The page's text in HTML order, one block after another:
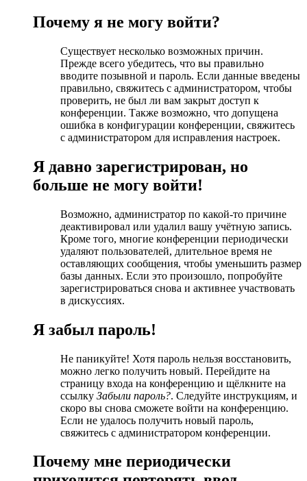
Почему я не могу войти?
Существует несколько возможных причин.
Прежде всего убедитесь, что вы правильно
вводите позывной и пароль. Если данные введены
правильно, свяжитесь с администратором, чтобы
проверить, не был ли вам закрыт доступ к
конференции. Также возможно, что допущена
ошибка в конфигурации конференции, свяжитесь
с администратором для исправления настроек.
Я давно зарегистрирован, но
больше не могу войти!
Возможно, администратор по какой-то причине
деактивировал или удалил вашу учётную запись.
Кроме того, многие конференции периодически
удаляют пользователей, длительное время не
оставляющих сообщения, чтобы уменьшить размер
базы данных. Если это произошло, попробуйте
зарегистрироваться снова и активнее участвовать
в дискуссиях.
Я забыл пароль!
Не паникуйте! Хотя пароль нельзя восстановить,
можно легко получить новый. Перейдите на
страницу входа на конференцию и щёлкните на
ссылку Забыли пароль?. Следуйте инструкциям, и
скоро вы снова сможете войти на конференцию.
Если не удалось получить новый пароль,
свяжитесь с администратором конференции.
Почему мне периодически